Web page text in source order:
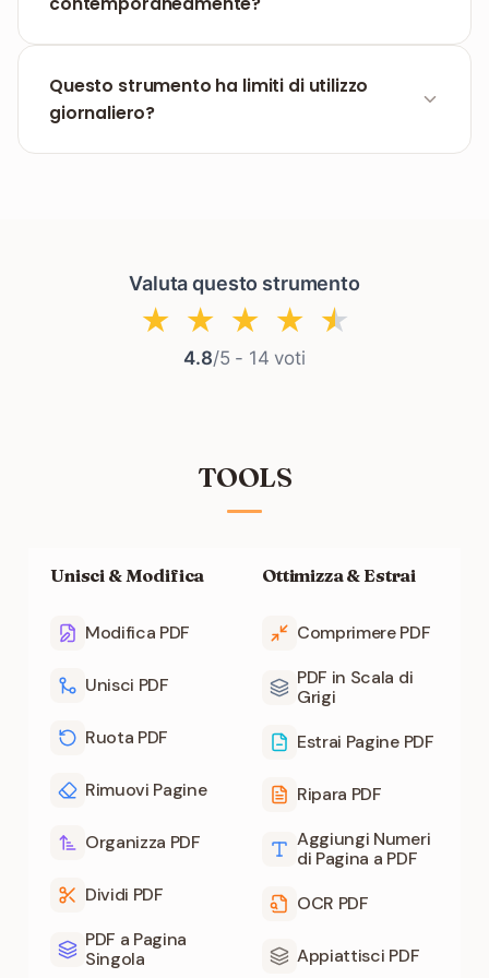
contemporaneamente. Il sistema li elaborerà e
potrai scaricarli tutti.
Questo strumento ha limiti di utilizzo
giornaliero?
Valuta questo strumento
★ ★ ★ ★ ★
4.8/5 - 14 voti
TOOLS
Unisci & Modifica
Modifica PDF
Unisci PDF
Ruota PDF
Rimuovi Pagine
Organizza PDF
Dividi PDF
PDF a Pagina
Singola
Ottimizza & Estrai
Comprimere PDF
PDF in Scala di
Grigi
Estrai Pagine PDF
Ripara PDF
Aggiungi Numeri
di Pagina a PDF
OCR PDF
Appiattisci PDF